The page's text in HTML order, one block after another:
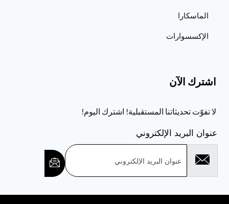
الماسكارا
الإكسسوارات
اشترك الآن
لا تفوّت تحديثاتنا المستقبلية! اشترك اليوم!
عنوان البريد الإلكتروني